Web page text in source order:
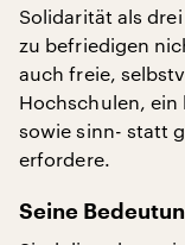
Solidarität als
zu befriedigen
auch freie,
Hochschulen,
sowie sinn- statt
erfordere.
Seine